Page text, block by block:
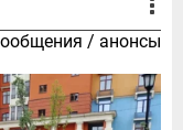
/ анонсы